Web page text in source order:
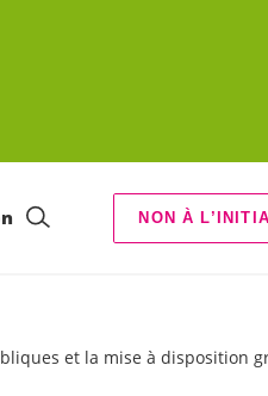
NON À
et la mise à